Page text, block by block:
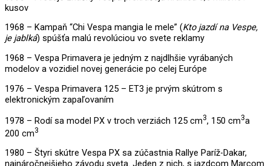
kusov
1968 – Kampaň “Chi Vespa mangia le mele” (Kto jazdí na Vespe,
je jablká) spúšťa malú revolúciou vo svete reklamy
1968 – Vespa Primavera je jedným z najdlhšie vyrábaných
modelov a vozidiel novej generácie po celej Európe
1976 – Vespa Primavera 125 – ET3 je prvým skútrom s
elektronickým zapaľovaním
1978 – Rodí sa model PX v troch verziách 125 cm3, 150 cm3a
200 cm3
1980 – Štyri skútre Vespa PX sa zúčastnia Rallye Paríž-Dakar,